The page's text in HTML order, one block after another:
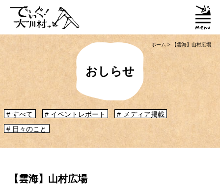
「大川村ってどんなとこ？」聞いたこともみたこともないぞ？という大川村
初心者のかたに、大川村へ来るための道のりや、心構えなどをご紹介！
ホーム > 【雲海】山村広場
おしらせ
すべて イベントレポート
メディア掲載
日々のこと
【雲海】山村広場